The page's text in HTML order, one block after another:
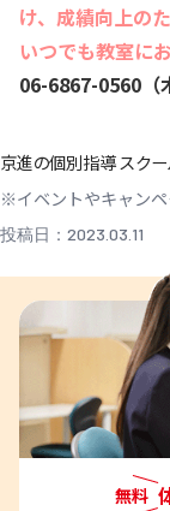
け、成績向上の
いつでも教室に
06-6867-0560（
京進の個別指導 スク
※イベントやキャン
投稿日：2023.03.11
無料